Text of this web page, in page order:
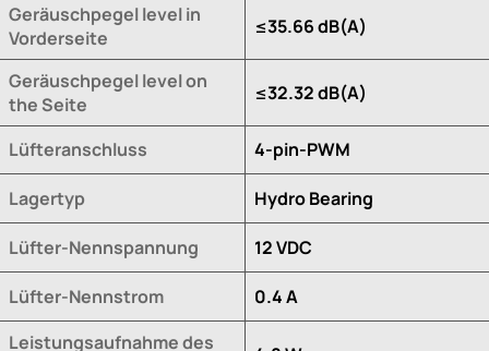
Geräuschpegel level in
Vorderseite
≤35.66 dB(A)
Geräuschpegel level on
the Seite
≤32.32 dB(A)
Lüfteranschluss 4-pin-PWM
Lagertyp Hydro Bearing
Lüfter-Nennspannung 12 VDC
Lüfter-Nennstrom
0.4 A
Leistungsaufnahme des